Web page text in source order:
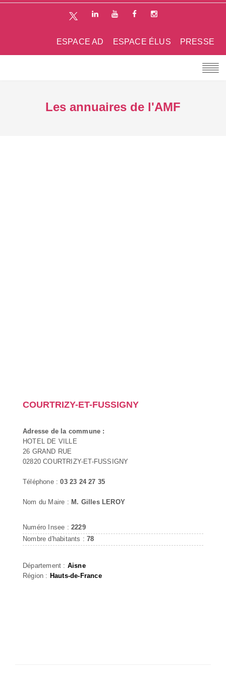
PRESSE
ESPACE ÉLUS
ESPACE AD
Les annuaires de l'AMF
COURTRIZY-ET-FUSSIGNY
Adresse de la commune :
HOTEL DE VILLE
26 GRAND RUE
02820 COURTRIZY-ET-FUSSIGNY
Téléphone :03 23 24 27 35
Nom du Maire : M. Gilles LEROY
Numéro Insee : 2229
Nombre d'habitants :78
Département : Aisne
Région : Hauts-de-France